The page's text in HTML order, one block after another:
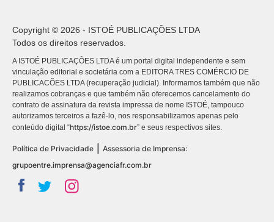
Copyright © 2026 - ISTOÉ PUBLICAÇÕES LTDA
Todos os direitos reservados.
A ISTOÉ PUBLICAÇÕES LTDA é um portal digital independente e sem
vinculação editorial e societária com a EDITORA TRES COMÉRCIO DE
PUBLICACÕES LTDA (recuperação judicial). Informamos também que não
realizamos cobranças e que também não oferecemos cancelamento do
contrato de assinatura da revista impressa de nome ISTOÉ, tampouco
autorizamos terceiros a fazê-lo, nos responsabilizamos apenas pelo
conteúdo digital “https://istoe.com.br” e seus respectivos sites.
Política de Privacidade
Assessoria de Imprensa:
grupoentre.imprensa@agenciafr.com.br